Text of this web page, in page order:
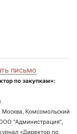
письмо
по закупкам»:
Москва, Комсомольский
"Администрация",
«Директор по